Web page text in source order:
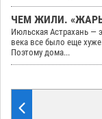
ЧЕМ ЖИЛИ.
Июльская Астрахань —
века все было еще
Поэтому дома...